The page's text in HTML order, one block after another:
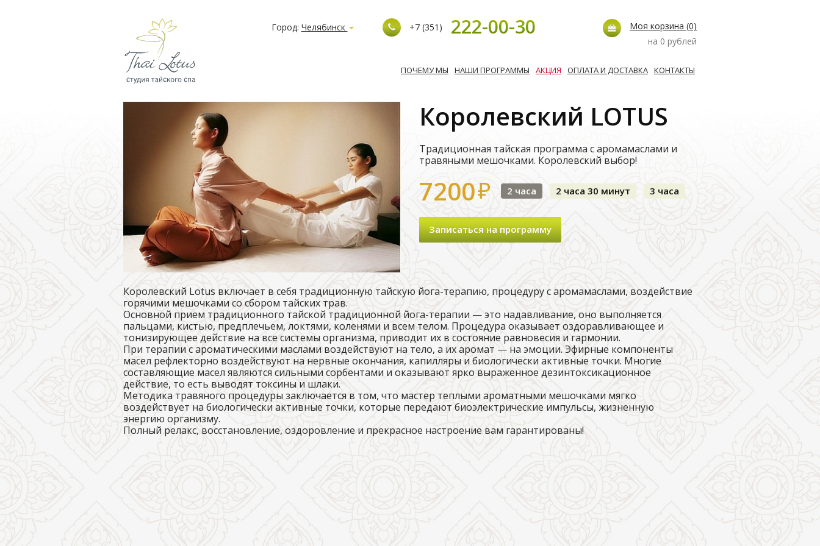
Город: Челябинск +7 (351) 222-00-30 Моя корзина (0)
на 0 рублей
ПОЧЕМУ МЫ НАШИ ПРОГРАММЫ АКЦИЯ ОПЛАТА И ДОСТАВКА КОНТАКТЫ
Королевский LOTUS
Традиционная тайская программа с аромамаслами и
травяными мешочками. Королевский выбор!
7200₽ 2 часа 2 часа 30 минут 3 часа
Записаться на программу
Королевский Lotus включает в себя традиционную тайскую йога-терапию, процедуру с аромамаслами, воздействие
горячими мешочками со сбором тайских трав.
Основной прием традиционного тайской традиционной йога-терапии — это надавливание, оно выполняется
пальцами, кистью, предплечьем, локтями, коленями и всем телом. Процедура оказывает оздоравливающее и
тонизирующее действие на все системы организма, приводит их в состояние равновесия и гармонии.
При терапии с ароматическими маслами воздействуют на тело, а их аромат — на эмоции. Эфирные компоненты
масел рефлекторно воздействуют на нервные окончания, капилляры и биологически активные точки. Многие
составляющие масел являются сильными сорбентами и оказывают ярко выраженное дезинтоксикационное
действие, то есть выводят токсины и шлаки.
Методика травяного процедуры заключается в том, что мастер теплыми ароматными мешочками мягко
воздействует на биологически активные точки, которые передают биоэлектрические импульсы, жизненную
энергию организму.
Полный релакс, восстановление, оздоровление и прекрасное настроение вам гарантированы!